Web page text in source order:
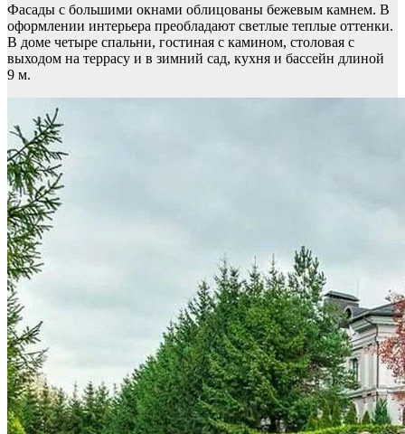
Фасады с большими окнами облицованы бежевым камнем. В
оформлении интерьера преобладают светлые теплые оттенки.
В доме четыре спальни, гостиная с камином, столовая с
выходом на террасу и в зимний сад, кухня и бассейн длиной
9 м.